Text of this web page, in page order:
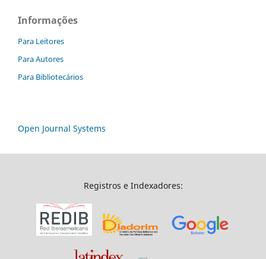
Informações
Para Leitores
Para Autores
Para Bibliotecários
Open Journal Systems
Registros e Indexadores: